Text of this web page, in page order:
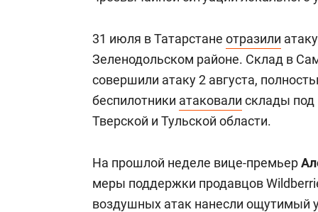
31 июля в Татарстане отразили
Зеленодольском районе. Склад в
совершили атаку 2 августа,
беспилотники атаковали склады под
Тверской и Тульской области.
На прошлой неделе вице-премьер
меры поддержки продавцов
воздушных атак нанесли ощутимый